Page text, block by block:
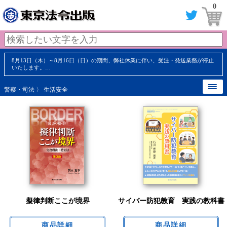
0
8月13日（木）～8月16日（日）の期間、弊社休業に伴い、受注・発送業務が停止
いたします。…
警察・司法 〉 生活安全
擬律判断ここが境界 サイバー防犯教育 実践の教科書